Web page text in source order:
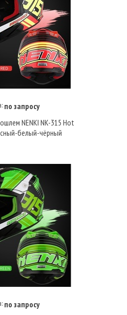
под заказ
по запросу
NENKI NK-315 Hot
белый-чёрный
под заказ
по запросу